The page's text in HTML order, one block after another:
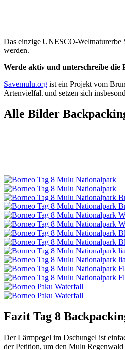
Das einzige UNESCO-Weltnaturerbe
werden.
Werde aktiv und unterschreibe die
Savemulu.org ist ein Projekt vom
Artenvielfalt und setzen sich
Alle Bilder
Fazit Tag 8
Der Lärmpegel im Dschungel ist
der Petition, um den Mulu